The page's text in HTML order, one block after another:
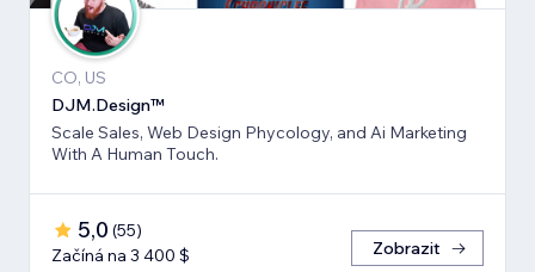
CO, US
DJM.Design™
Scale Sales, Web Design Phycology, and Ai Marketing
With A Human Touch.
5,0 (55)
Začíná na 3 400 $
Zobrazit